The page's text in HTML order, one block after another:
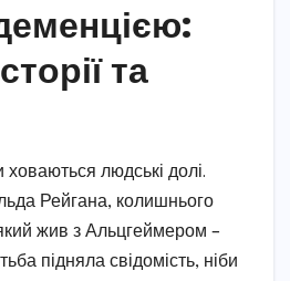
та
людські долі.
Рейгана, колишнього
жив з Альцгеймером –
підняла свідомість, ніби